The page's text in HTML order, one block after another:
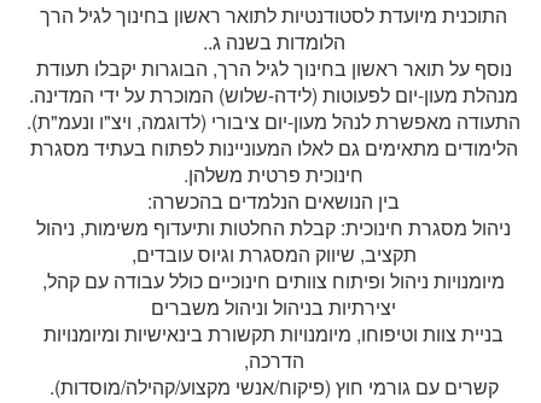
התוכנית מיועדת לסטודנטיות לתואר ראשון בחינוך לגיל הרך
הלומדות בשנה ג..
נוסף על תואר ראשון בחינוך לגיל הרך, הבוגרות יקבלו תעודת
מנהלת מעון-יום לפעוטות (לידה-שלוש) המוכרת על ידי המדינה.
התעודה מאפשרת לנהל מעון-יום ציבורי (לדוגמה, ויצ"ו ונעמ"ת).
הלימודים מתאימים גם לאלו המעוניינות לפתוח בעתיד מסגרת
חינוכית פרטית משלהן.
בין הנושאים הנלמדים בהכשרה:
ניהול מסגרת חינוכית: קבלת החלטות ותיעדוף משימות, ניהול
תקציב, שיווק המסגרת וגיוס עובדים,
מיומנויות ניהול ופיתוח צוותים חינוכיים כולל עבודה עם קהל,
יצירתיות בניהול וניהול משברים
בניית צוות וטיפוחו, מיומנויות תקשורת בינאישיות ומיומנויות
הדרכה,
קשרים עם גורמי חוץ (פיקוח/אנשי מקצוע/קהילה/מוסדות).